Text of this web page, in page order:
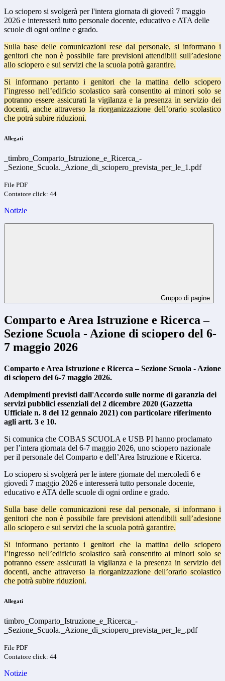
Lo sciopero si svolgerà per l'intera giornata di giovedì 7 maggio
2026 e interesserà tutto personale docente, educativo e ATA delle
scuole di ogni ordine e grado.
Sulla base delle comunicazioni rese dal personale, si informano i
genitori che non è possibile fare previsioni attendibili sull’adesione
allo sciopero e sui servizi che la scuola potrà garantire.
Si informano pertanto i genitori che la mattina dello sciopero
l’ingresso nell’edificio scolastico sarà consentito ai minori solo se
potranno essere assicurati la vigilanza e la presenza in servizio dei
docenti, anche attraverso la riorganizzazione dell’orario scolastico
che potrà subire riduzioni.
Allegati
_timbro_Comparto_Istruzione_e_Ricerca_-
_Sezione_Scuola._Azione_di_sciopero_prevista_per_le_1.pdf
File PDF
Contatore click: 44
Notizie
Gruppo di pagine
Comparto e Area Istruzione e Ricerca –
Sezione Scuola - Azione di sciopero del 6-
7 maggio 2026
Comparto e Area Istruzione e Ricerca – Sezione Scuola - Azione
di sciopero del 6-7 maggio 2026.
Adempimenti previsti dall'Accordo sulle norme di garanzia dei
servizi pubblici essenziali del 2 dicembre 2020 (Gazzetta
Ufficiale n. 8 del 12 gennaio 2021) con particolare riferimento
agli artt. 3 e 10.
Si comunica che COBAS SCUOLA e USB PI hanno proclamato
per l’intera giornata del 6-7 maggio 2026, uno sciopero nazionale
per il personale del Comparto e dell’Area Istruzione e Ricerca.
Lo sciopero si svolgerà per le intere giornate del mercoledì 6 e
giovedì 7 maggio 2026 e interesserà tutto personale docente,
educativo e ATA delle scuole di ogni ordine e grado.
Sulla base delle comunicazioni rese dal personale, si informano i
genitori che non è possibile fare previsioni attendibili sull’adesione
allo sciopero e sui servizi che la scuola potrà garantire.
Si informano pertanto i genitori che la mattina dello sciopero
l’ingresso nell’edificio scolastico sarà consentito ai minori solo se
potranno essere assicurati la vigilanza e la presenza in servizio dei
docenti, anche attraverso la riorganizzazione dell’orario scolastico
che potrà subire riduzioni.
Allegati
timbro_Comparto_Istruzione_e_Ricerca_-
_Sezione_Scuola._Azione_di_sciopero_prevista_per_le_.pdf
File PDF
Contatore click: 44
Notizie